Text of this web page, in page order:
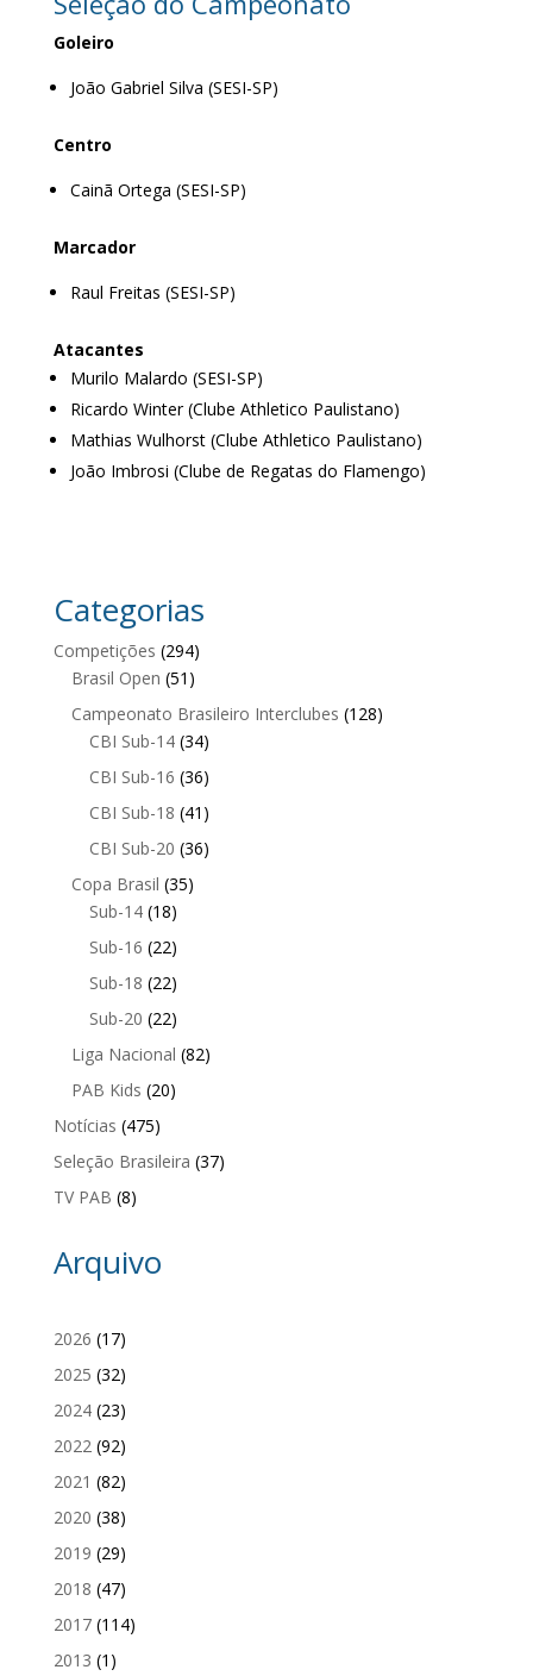
Goleiro
João Gabriel Silva (SESI-SP)
Centro
Cainã Ortega (SESI-SP)
Marcador
Raul Freitas (SESI-SP)
Atacantes
Murilo Malardo (SESI-SP)
Ricardo Winter (Clube Athletico Paulistano)
Mathias Wulhorst (Clube Athletico Paulistano)
João Imbrosi (Clube de Regatas do Flamengo)
Categorias
Competições (294)
Brasil Open (51)
Campeonato Brasileiro Interclubes (128)
CBI Sub-14(34)
CBI Sub-16 (36)
CBI Sub-18 (41)
CBI Sub-20 (36)
Copa Brasil (35)
Sub-14(18)
Sub-16 (22)
Sub-18 (22)
Sub-20 (22)
Liga Nacional (82)
PAB Kids (20)
Notícias (475)
Seleção Brasileira (37)
TV PAB (8)
Arquivo
2026 (17)
2025 (32)
2024(23)
2022 (92)
2021 (82)
2020 (38)
2019 (29)
2018 (47)
2017(114)
2013 (1)